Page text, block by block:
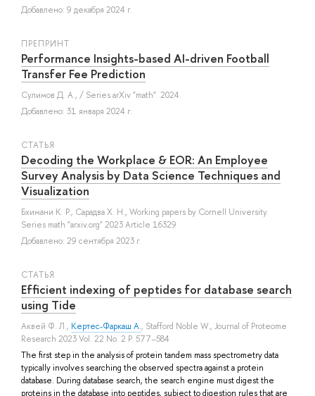
Добавлено: 9 декабря 2024 г.
ПРЕПРИНТ
Performance Insights-based AI-driven Football
Transfer Fee Prediction
Сулимов Д. А., / Series arXiv "math". 2024.
Добавлено: 31 января 2024 г.
СТАТЬЯ
Decoding the Workplace & EOR: An Employee
Survey Analysis by Data Science Techniques and
Visualization
Бхимани К. Р., Сарадва Х. Н., Working papers by Cornell University.
Series math "arxiv.org" 2023 Article 16329
Добавлено: 29 сентября 2023 г.
СТАТЬЯ
Efficient indexing of peptides for database search
using Tide
Аквей Ф. Л., Кертес-Фаркаш А., Stafford Noble W., Journal of Proteome
Research 2023 Vol. 22 No. 2 P. 577–584
The first step in the analysis of protein tandem mass spectrometry data
typically involves searching the observed spectra against a protein
database. During database search, the search engine must digest the
proteins in the database into peptides, subject to digestion rules that are